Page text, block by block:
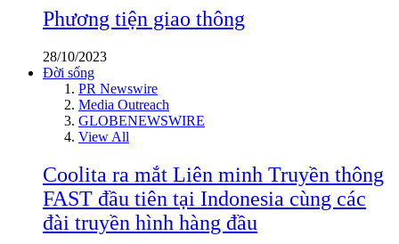
Phương tiện giao thông
28/10/2023
Đời sống
PR Newswire
Media Outreach
GLOBENEWSWIRE
View All
Coolita ra mắt Liên minh Truyền thông
FAST đầu tiên tại Indonesia cùng các
đài truyền hình hàng đầu